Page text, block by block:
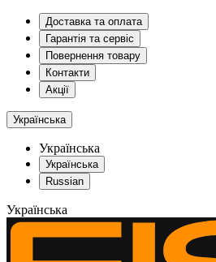
Доставка та оплата
Гарантія та сервіс
Повернення товару
Контакти
Акції
Українська
Українська
Українська
Russian
Українська